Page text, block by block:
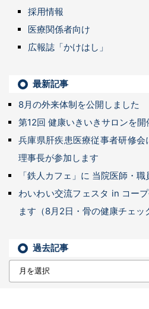
採用情報
医療関係者向け
広報誌「かけはし」
最新記事
8月の外来体制を公開しました
第12回 健康いきいきサロンを開
兵庫県肝疾患医療従事者研修
理事長が参加します
「鉄人カフェ」に 当院医師・
わいわい交流フェスタ in コー
ます（8月2日・骨の健康チェッ
過去記事